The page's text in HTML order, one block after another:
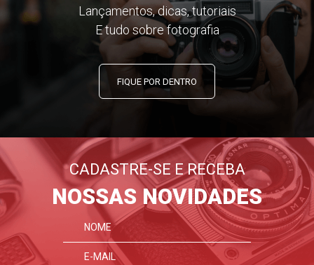
Lançamentos, dicas, tutoriais
E tudo sobre fotografia
FIQUE POR DENTRO
CADASTRE-SE E RECEBA
NOSSAS NOVIDADES